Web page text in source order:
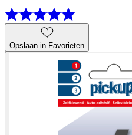
Opslaan in Favorieten